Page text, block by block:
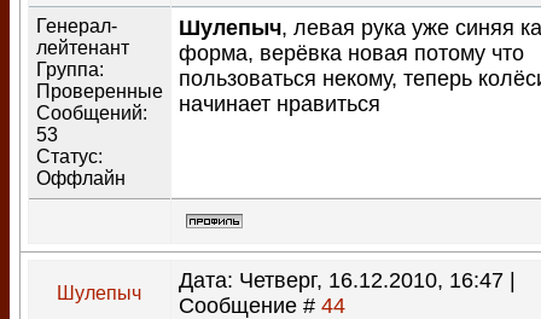
Генерал-
лейтенант
Группа:
Проверенные
Сообщений:
53
Статус:
Оффлайн
Шулепыч, левая рука уже синяя
форма, верёвка новая потому что
пользоваться некому, теперь
начинает нравиться
Шулепыч
Дата: Четверг, 16.12.2010, 16:47 |
Сообщение # 44